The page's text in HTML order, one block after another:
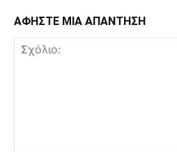
ΑΦΗΣΤΕ ΜΙΑ ΑΠΑΝΤΗΣΗ